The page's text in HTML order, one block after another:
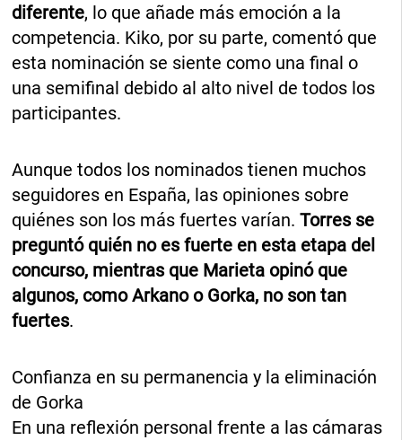
diferente, lo que añade más emoción a la
competencia. Kiko, por su parte, comentó que
esta nominación se siente como una final o
una semifinal debido al alto nivel de todos los
participantes.
Aunque todos los nominados tienen muchos
seguidores en España, las opiniones sobre
quiénes son los más fuertes varían.Torres se
preguntó quién no es fuerte en esta etapa del
concurso, mientras que Marieta opinó que
algunos, como Arkano o Gorka, no son tan
fuertes.
Confianza en su permanencia y la eliminación
de Gorka
En una reflexión personal frente a las cámaras